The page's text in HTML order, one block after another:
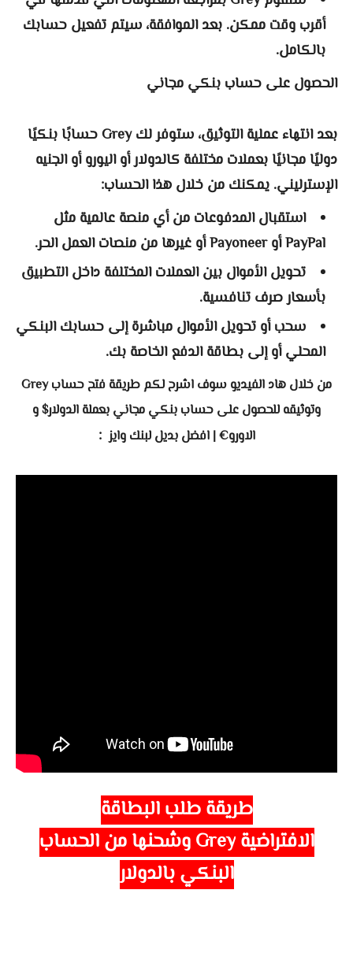
أقرب وقت ممكن. بعد الموافقة، سيتم تفعيل حسابك
بالكامل.
الحصول على حساب بنكي مجاني
بعد انتهاء عملية التوثيق، ستوفر لك Grey حسابًا بنكيًا
دوليًا مجانيًا بعملات مختلفة كالدولار أو اليورو أو الجنيه
الإسترليني. يمكنك من خلال هذا الحساب:
استقبال المدفوعات من أي منصة عالمية مثل
PayPal أو Payoneer أو غيرها من منصات العمل الحر.
تحويل الأموال بين العملات المختلفة داخل التطبيق
بأسعار صرف تنافسية.
سحب أو تحويل الأموال مباشرة إلى حسابك البنكي
المحلي أو إلى بطاقة الدفع الخاصة بك.
من خلال هاد الفيديو سوف اشرح لكمطريقة
فتح حساب Grey
وتوثيقه للحصول على حساب بنكي مجاني بعملة الدولار$ و
الاورو€ | افضل بديل لبنك وايز :
طريقة طلب البطاقة
الافتراضيةGreyوشحنها من الحساب
البنكي بالدولار